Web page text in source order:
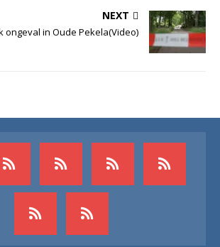
NEXT
ongeval in Oude Pekela(Video)